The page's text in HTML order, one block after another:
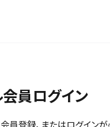
員ログイン
員登録、またはログインが